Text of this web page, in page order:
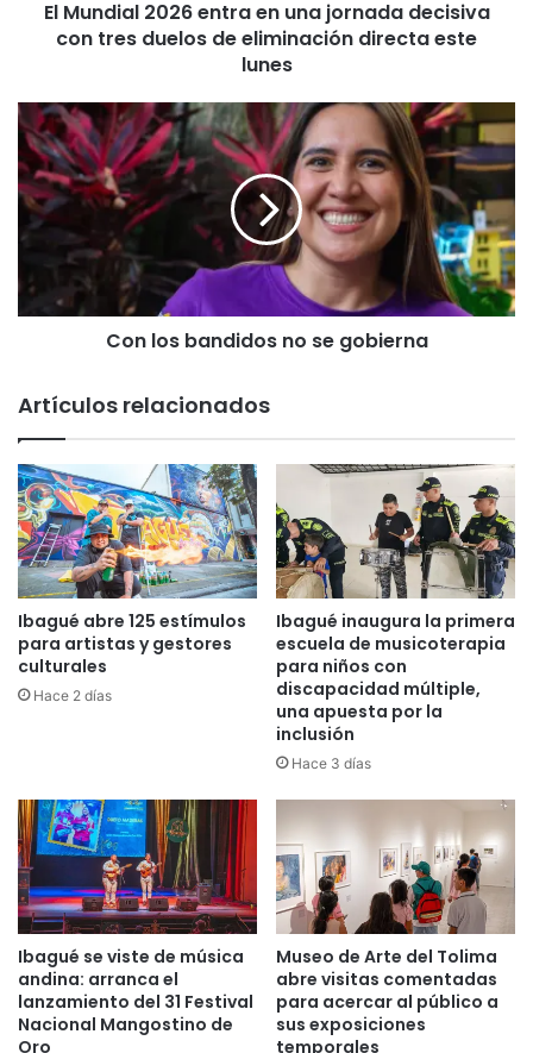
e
n
t
r
a
e
u
r
n
a
d
a
d
e
c
i
v
t
r
e
s
d
u
e
l
o
s
El Mundial 2026 entra en una jornada decisiva
con tres duelos de eliminación directa este
lunes
C
o
n
l
o
s
a
n
o
s
n
o
s
e
g
o
b
i
e
r
Con los bandidos no se gobierna
Artículos relacionados
Ibagué abre 125 estímulos
para artistas y gestores
culturales
Hace 2 días
Ibagué inaugura la primera
escuela de musicoterapia
para niños con
discapacidad múltiple,
una apuesta por la
inclusión
Hace 3 días
Ibagué se viste de música
andina: arranca el
lanzamiento del 31 Festival
Nacional Mangostino de
Oro
Museo de Arte del Tolima
abre visitas comentadas
para acercar al público a
sus exposiciones
temporales